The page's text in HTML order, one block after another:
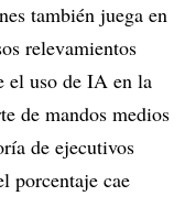
también juega en
relevamientos
el uso de IA en la
de mandos medios
de ejecutivos
porcentaje cae